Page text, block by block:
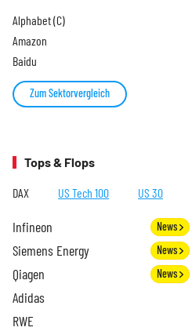
Alphabet (C)
Amazon
Baidu
Zum Sektorvergleich
Tops & Flops
DAX US Tech 100 US 30
Infineon News
Siemens Energy News
Qiagen News
Adidas
RWE